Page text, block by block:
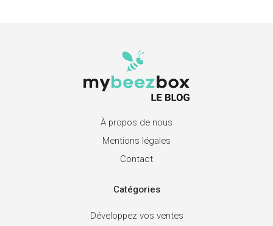
À propos de nous
Mentions légales
Contact
Catégories
Développez vos ventes